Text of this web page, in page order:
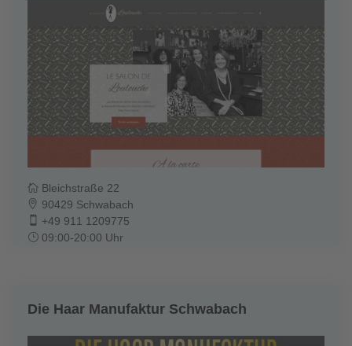
Bleichstraße 22
90429 Schwabach
+49 911 1209775
09:00-20:00 Uhr
Die Haar Manufaktur Schwabach